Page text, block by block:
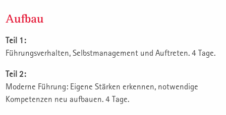
Aufbau
Teil 1:
Führungsverhalten, Selbstmanagement und Auftreten. 4 Tage.
Teil 2:
Moderne Führung: Eigene Stärken erkennen, notwendige
Kompetenzen neu aufbauen. 4 Tage.